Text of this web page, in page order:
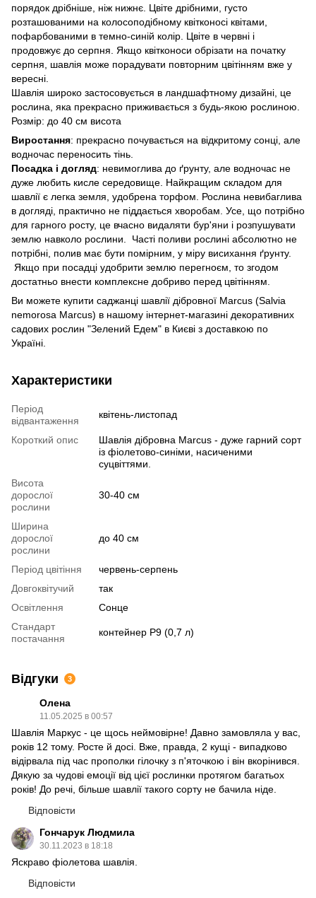
порядок дрібніше, ніж нижнє. Цвіте дрібними, густо
розташованими на колосоподібному квітконосі квітами,
пофарбованими в темно-синій колір. Цвіте в червні і
продовжує до серпня. Якщо квітконоси обрізати на початку
серпня, шавлія може порадувати повторним цвітінням вже у
вересні.
Шавлія широко застосовується в ландшафтному дизайні, це
рослина, яка прекрасно приживається з будь-якою рослиною.
Розмір: до 40 см висота
Виростання: прекрасно почувається на відкритому сонці, але
водночас переносить тінь.
Посадка і догляд: невимоглива до ґрунту, але водночас не
дуже любить кисле середовище. Найкращим складом для
шавлії є легка земля, удобрена торфом. Рослина невибаглива
в догляді, практично не піддається хворобам. Усе, що потрібно
для гарного росту, це вчасно видаляти бур'яни і розпушувати
землю навколо рослини. Часті поливи рослині абсолютно не
потрібні, полив має бути помірним, у міру висихання ґрунту.
Якщо при посадці удобрити землю перегноєм, то згодом
достатньо внести комплексне добриво перед цвітінням.
Ви можете купити саджанці шавлії дібровної Marcus (Salvia
nemorosa Marcus) в нашому інтернет-магазині декоративних
садових рослин "Зелений Едем" в Києві з доставкою по
Україні.
Характеристики
Період
відвантаження
квітень-листопад
Короткий опис
Шавлія дібровна Marcus - дуже гарний сорт
із фіолетово-синіми, насиченими
суцвіттями.
Висота
дорослої
рослини
30-40 см
Ширина
дорослої
рослини
до 40 см
Період цвітіння
червень-серпень
Довгоквітучий
так
Освітлення
Сонце
Стандарт
постачання
контейнер Р9 (0,7 л)
Відгуки 3
Олена
11.05.2025 в 00:57
Шавлія Маркус - це щось неймовірне! Давно замовляла у вас,
років 12 тому. Росте й досі. Вже, правда, 2 кущі - випадково
відірвала під час прополки гілочку з п'яточкою і він вкорінився.
Дякую за чудові емоції від цієї рослинки протягом багатьох
років! До речі, більше шавлії такого сорту не бачила ніде.
Відповісти
Гончарук Людмила
30.11.2023 в 18:18
Яскраво фіолетова шавлія.
Відповісти